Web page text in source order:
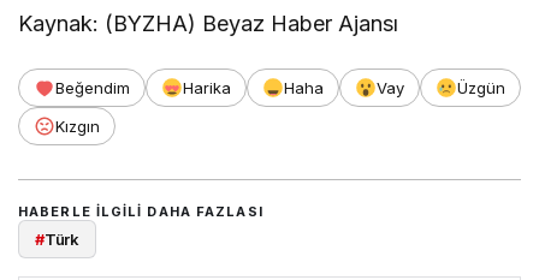
Kaynak: (BYZHA) Beyaz Haber Ajansı
Beğendim Harika Haha Vay
Üzgün
Kızgın
HABERLE ILGILI DAHA FAZLASI
#Türk